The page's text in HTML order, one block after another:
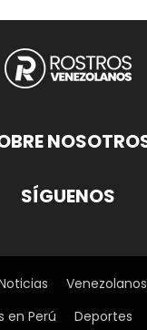
SÍGUENOS
en Perú
Deportes